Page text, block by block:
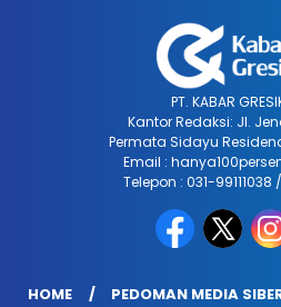
PT. KABAR
Kantor Redaksi: Jl.
Permata Sidayu
Email :
Telepon : 031-99111038
HOME PEDOMAN MEDIA